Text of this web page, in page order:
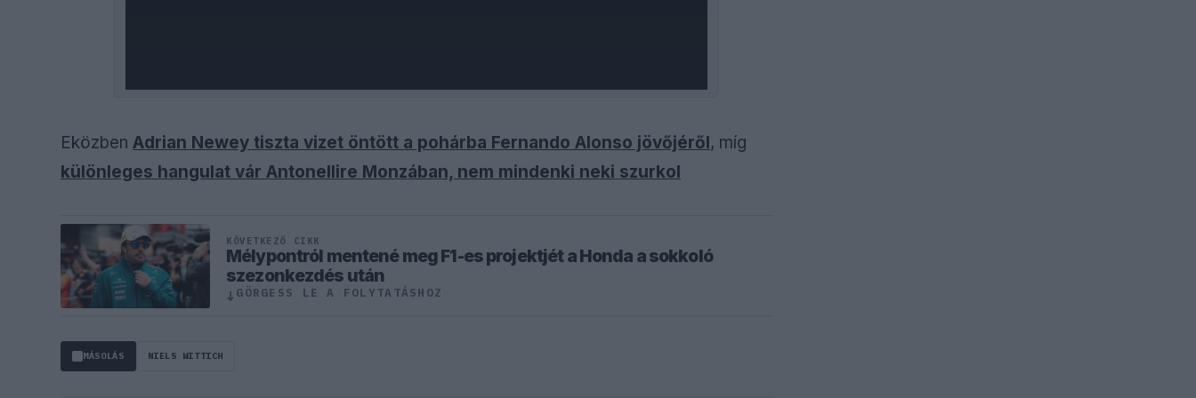
Eközben Adrian Newey tiszta vizet öntött a pohárba Fernando Alonso jövőjéről, míg
különleges hangulat vár Antonellire Monzában, nem mindenki neki szurkol
KÖVETKEZŐ CIKK
Mélypontról mentené meg F1-es projektjét a Honda a sokkoló
szezonkezdés után
↓ GÖRGESS LE A FOLYTATÁSHOZ
MÁSOLÁS NIELS WITTICH